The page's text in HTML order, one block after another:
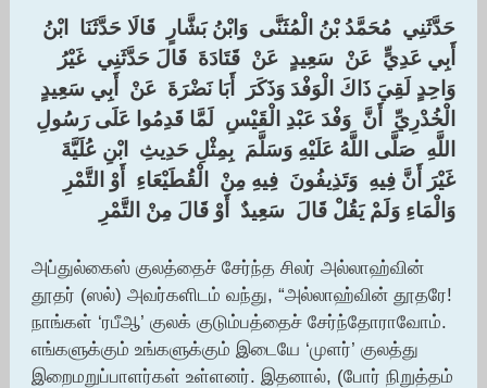
حَدَّثَنِي ‏ ‏مُحَمَّدُ بْنُ الْمُثَنَّى ‏ ‏وَابْنُ بَشَّارٍ ‏ ‏قَالَا حَدَّثَنَا ‏ ‏ابْنُ
أَبِي عَدِيٍّ ‏ ‏عَنْ ‏ ‏سَعِيدٍ ‏ ‏عَنْ ‏ ‏قَتَادَةَ ‏ ‏قَالَ حَدَّثَنِي ‏ ‏غَيْرُ
وَاحِدٍ لَقِيَ ذَاكَ الْوَفْدَ وَذَكَرَ ‏ ‏أَبَا نَضْرَةَ ‏ ‏عَنْ ‏ ‏أَبِي سَعِيدٍ
الْخُدْرِيِّ ‏ ‏أَنَّ ‏ ‏وَفْدَ عَبْدِ الْقَيْسِ ‏ ‏لَمَّا قَدِمُوا عَلَى رَسُولِ
اللَّهِ ‏ ‏صَلَّى اللَّهُ عَلَيْهِ وَسَلَّمَ ‏ ‏بِمِثْلِ حَدِيثِ ‏ ‏ابْنِ عُلَيَّةَ ‏
‏غَيْرَ أَنَّ فِيهِ ‏ ‏وَتَذِيفُونَ ‏ ‏فِيهِ مِنْ ‏ ‏الْقُطَيْعَاءِ ‏ ‏أَوْ التَّمْرِ
وَالْمَاءِ وَلَمْ يَقُلْ قَالَ ‏ ‏سَعِيدٌ ‏ ‏أَوْ قَالَ مِنْ التَّمْرِ ‏
அப்துல்கைஸ் குலத்தைச் சேர்ந்த சிலர் அல்லாஹ்வின்
தூதர் (ஸல்) அவர்களிடம் வந்து, “அல்லாஹ்வின் தூதரே!
நாங்கள் ‘ரபீஆ’ குலக் குடும்பத்தைச் சேர்ந்தோராவோம்.
எங்களுக்கும் உங்களுக்கும் இடையே ‘முளர்’ குலத்து
இறைமறுப்பாளர்கள் உள்ளனர். இதனால், (போர் நிறுத்தம்